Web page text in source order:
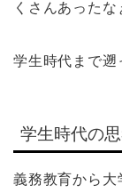
くさんあったな
学生時代まで遡
学生時代の
義務教育から大